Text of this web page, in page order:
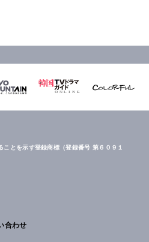
とを示す登録商標（登録番号 第６０９１
合わせ